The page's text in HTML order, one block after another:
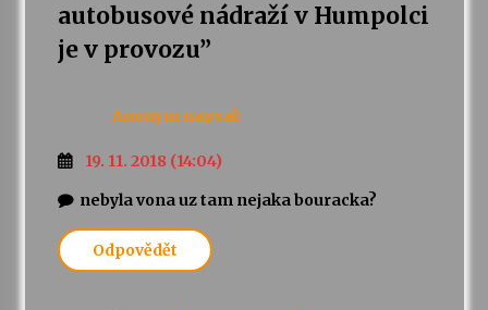
14. 7. 2026
13. 7. 2026
Varhanní recitál Michala Novenka v Klášteře
Želiv
3. 7. 2026
autobusové nádraží v Humpolci
je v provozu”
Anonym napsal:
19. 11. 2018 (14:04)
nebyla vona uz tam nejaka bouracka?
Odpovědět